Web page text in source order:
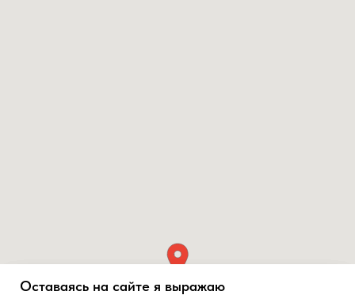
Оставаясь на сайте я выражаю
Оставаясь на сайте я выражаю
Оставаясь на сайте я выражаю